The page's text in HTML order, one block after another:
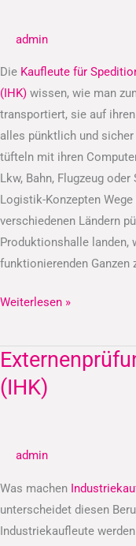
admin
Die Kaufleute für
(IHK) wissen, wie man
transportiert, sie auf
alles pünktlich und
tüfteln mit ihren
Lkw, Bahn, Flugzeug
Logistik-Konzepten
verschiedenen Ländern
Produktionshalle landen,
funktionierenden Ganzen
Logistikdienstleistungen
Weiterlesen »
(IHK)
admin
Was machen
unterscheidet diesen
Industriekaufleute
Externenprüfung
–
Industriekaufleute